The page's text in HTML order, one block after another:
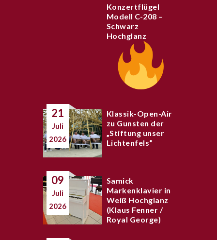
Konzertflügel
Modell C-208 –
Schwarz
Hochglanz
21
Juli
2026
Klassik-Open-Air
zu Gunsten der
„Stiftung unser
Lichtenfels“
09
Juli
2026
Samick
Markenklavier in
Weiß Hochglanz
(Klaus Fenner /
Royal George)